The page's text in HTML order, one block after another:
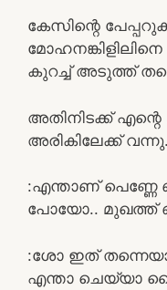
കേസിന്റെ
കുറച്ച് അടുത്ത്
അതിനിടക്ക്
അരികിലേക്ക് വന്നു.
:എന്താണ് പെണ്ണേ
പോയോ.. മുഖത്ത്‌
:ശോ ഇത്
എന്താ ചെയ്യാ